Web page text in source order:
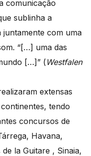
comunicação
sublinha a
com uma
“[…] uma das
[…]” ( Westfalen
extensas
tendo
concursos de
Havana,
la Guitare , Sinaia,